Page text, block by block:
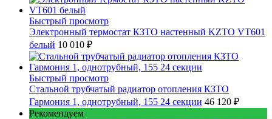
Быстрый просмотр
Электронный термостат КЗТО настенный KZTO VT601
белый 10 010 ₽
Быстрый просмотр
Стальной трубчатый радиатор отопления КЗТО
Гармония 1, однотрубный, 155 24 секции 46 120 ₽
Рекомендуем